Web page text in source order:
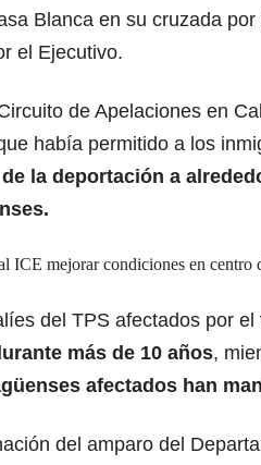
Blanca en su cruzada
el Ejecutivo.
de Apelaciones en
había permitido a los
la deportación a
ICE mejorar condiciones en centro
del TPS afectados por el
más de 10 años,
afectados han
del amparo del